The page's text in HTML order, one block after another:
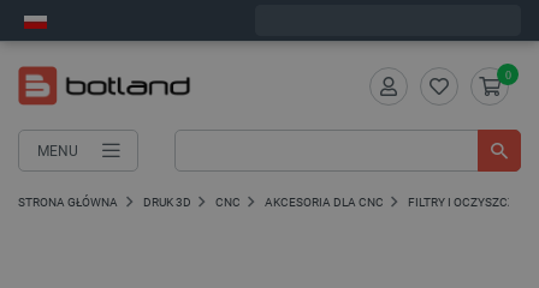
MENU
0
STRONA GŁÓWNA DRUK 3D CNC AKCESORIA DLA CNC FILTRY I